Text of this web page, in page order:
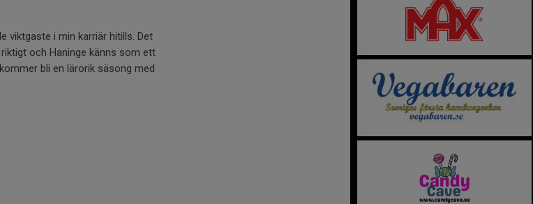
viktgaste i min karriär hitills. Det
och Haninge känns som ett
bli en lärorik säsong med